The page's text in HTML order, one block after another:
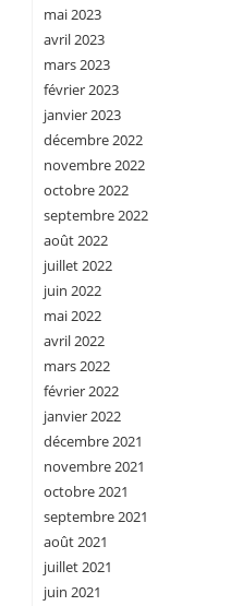
mai 2023
avril 2023
mars 2023
février 2023
janvier 2023
décembre 2022
novembre 2022
octobre 2022
septembre 2022
août 2022
juillet 2022
juin 2022
mai 2022
avril 2022
mars 2022
février 2022
janvier 2022
décembre 2021
novembre 2021
octobre 2021
septembre 2021
août 2021
juillet 2021
juin 2021